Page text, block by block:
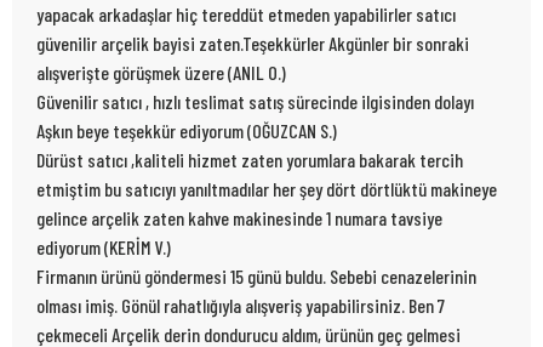
yapacak arkadaşlar hiç tereddüt etmeden yapabilirler satıcı
güvenilir arçelik bayisi zaten.Teşekkürler Akgünler bir sonraki
alışverişte görüşmek üzere (ANIL O.)
Güvenilir satıcı , hızlı teslimat satış sürecinde ilgisinden dolayı
Aşkın beye teşekkür ediyorum (OĞUZCAN S.)
Dürüst satıcı ,kaliteli hizmet zaten yorumlara bakarak tercih
etmiştim bu satıcıyı yanıltmadılar her şey dört dörtlüktü makineye
gelince arçelik zaten kahve makinesinde 1 numara tavsiye
ediyorum (KERİM V.)
Firmanın ürünü göndermesi 15 günü buldu. Sebebi cenazelerinin
olması imiş. Gönül rahatlığıyla alışveriş yapabilirsiniz. Ben 7
çekmeceli Arçelik derin dondurucu aldım, ürünün geç gelmesi